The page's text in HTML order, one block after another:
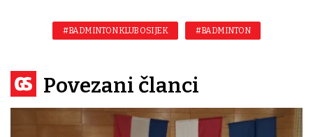
#BADMINTON KLUB OSIJEK #BADMINTON
Povezani članci